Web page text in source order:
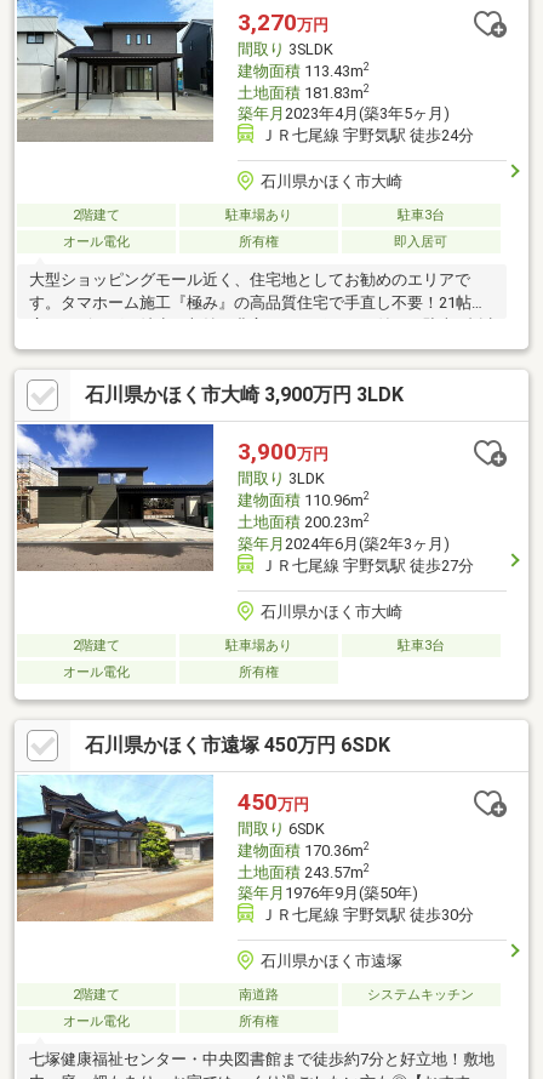
クセのない素直なプランは幅広いご家族にフィットしやすく、同
価格帯の建売住宅とぜひ比較してご検討いただきたい一邸です。
3,270万円
間取り 3SLDK
建物面積113.43m2
土地面積181.83m2
築年月 2023年4月(築3年5ヶ月)
ＪＲ七尾線 宇野気駅 徒歩24分
石川県かほく市大崎
2階建て 駐車場あり
駐車3台
オール電化
所有権 即入居可
大型ショッピングモール近く、住宅地としてお勧めのエリアで
す。タマホーム施工『極み』の高品質住宅で手直し不要！21帖の
上は魅力的◎随時内見対応致しますので、ご連絡お待ちしており
ます。・売主契約不適合免責・現状有姿売買
石川県かほく市大崎 3,900万円 3LDK
3,900万円
間取り 3LDK
建物面積110.96m2
土地面積200.23m2
築年月 2024年6月(築2年3ヶ月)
ＪＲ七尾線 宇野気駅 徒歩27分
石川県かほく市大崎
2階建て 駐車場あり
駐車3台
オール電化
所有権
石川県かほく市遠塚 450万円 6SDK
450万円
間取り 6SDK
建物面積170.36m2
土地面積243.57m2
築年月 1976年9月(築50年)
ＪＲ七尾線 宇野気駅 徒歩30分
石川県かほく市遠塚
2階建て 南道路
システムキッチン
オール電化
所有権
七塚健康福祉センター・中央図書館まで徒歩約7分と好立地！敷地